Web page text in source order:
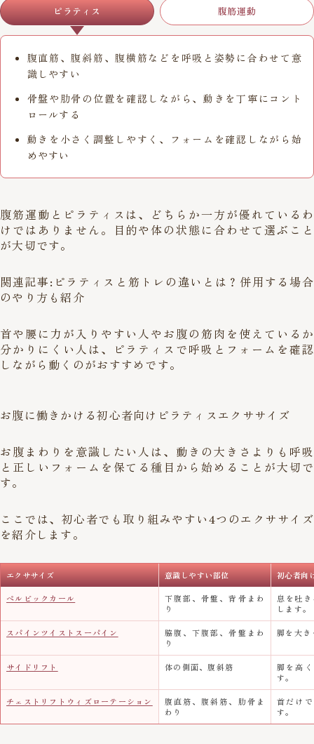
ピラティス 腹筋運動
腹直筋、腹斜筋、腹横筋などを呼吸と姿勢に合わせて意
識しやすい
骨盤や肋骨の位置を確認しながら、動きを丁寧にコント
ロールする
動きを小さく調整しやすく、フォームを確認しながら始
めやすい
腹筋運動とピラティスは、どちらか一方が優れているわ
けではありません。目的や体の状態に合わせて選ぶこと
が大切です。
関連記事: ピラティスと筋トレの違いとは？併用する場合
のやり方も紹介
首や腰に力が入りやすい人やお腹の筋肉を使えているか
分かりにくい人は、ピラティスで呼吸とフォームを確認
しながら動くのがおすすめです。
お腹に働きかける初心者向けピラティスエクササイズ
お腹まわりを意識したい人は、動きの大きさよりも呼吸
と正しいフォームを保てる種目から始めることが大切で
す。
ここでは、初心者でも取り組みやすい4つのエクササイズ
を紹介します。
エクササイズ 意識しやすい部位 初心者向
ペルビックカール
下腹部、骨盤、背骨まわ
り
息を吐
します。
スパインツイストスーパイン
脇腹、下腹部、骨盤まわ
り
脚を大き
サイドリフト 体の側面、腹斜筋
脚を高
す。
チェストリフトウィズローテーション
腹直筋、腹斜筋、肋骨ま
わり
首だけ
す。